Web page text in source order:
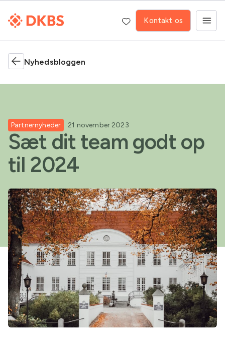
Kontakt os
Nyhedsbloggen
Partnernyheder 21 november 2023
Sæt dit team godt op
til 2024